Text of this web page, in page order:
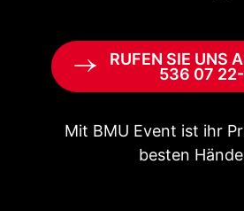
RUFEN SIE UNS
536 07
Mit BMU Event ist ihr
besten